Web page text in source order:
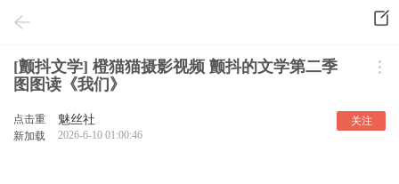
[颤抖文学] 橙猫猫摄影视频 颤抖的文学第二季
图图读《我们》
点击重
新加载
魅丝社
2026-6-10 01:00:46
关注